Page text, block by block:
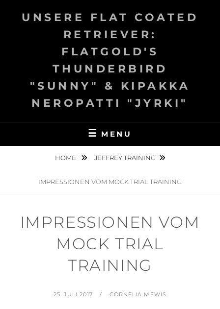
UNSERE FLAT COATED
RETRIEVER:
FLATGOLD'S
THUNDERBIRD
"SUNNY" & KIPAKKA
NEROPATTI "JYRKI"
MENU
HOME JEFFREY TRAINING
IMPRESSIONEN VOM MOCK TRIAL TRAINING
IMPRESSIONEN VOM
MOCK TRIAL
TRAINING
POSTED
25. JULI 2017 BY
CORNELIA MEWIS